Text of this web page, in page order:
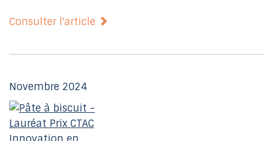
Consulter l'article
Novembre 2024